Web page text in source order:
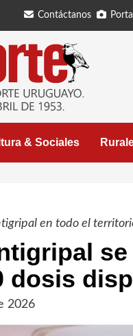
Contáctanos
& Sociales
en todo el
dosis
2026